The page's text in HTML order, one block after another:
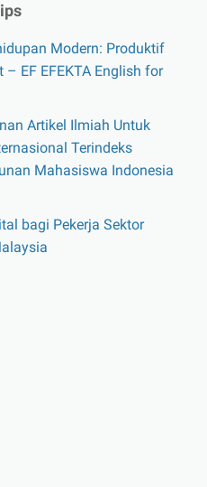
Modern: Produktif
EF EFEKTA English for
Artikel Ilmiah Untuk
Terindeks
Mahasiswa Indonesia
bagi Pekerja Sektor